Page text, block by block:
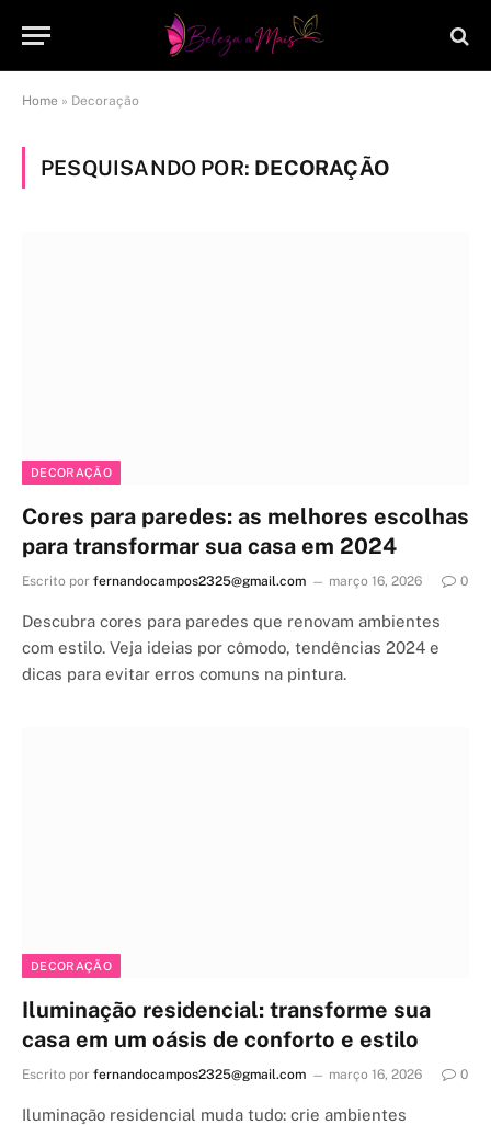
Home » Decoração
PESQUISANDO POR: DECORAÇÃO
DECORAÇÃO
Cores para paredes: as melhores escolhas
para transformar sua casa em 2024
Escrito por fernandocampos2325@gmail.com março 16, 2026 0
Descubra cores para paredes que renovam ambientes
com estilo. Veja ideias por cômodo, tendências 2024 e
dicas para evitar erros comuns na pintura.
DECORAÇÃO
Iluminação residencial: transforme sua
casa em um oásis de conforto e estilo
Escrito por fernandocampos2325@gmail.com março 16, 2026 0
Iluminação residencial muda tudo: crie ambientes